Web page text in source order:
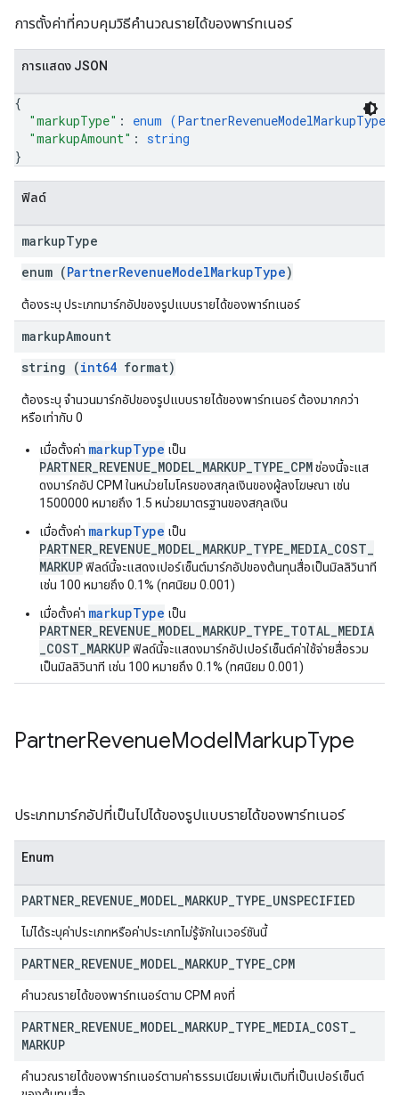
การตั้งค่าที่ควบคุมวิธีคำนวณรายได้ของพาร์ทเนอร์
การแสดง JSON
{
"markupType" : enum (PartnerRevenueModelMarkupType
"markupAmount" : string
}
ฟิลด์
markupType
enum (PartnerRevenueModelMarkupType)
ต้องระบุ ประเภทมาร์กอัปของรูปแบบรายได้ของพาร์ทเนอร์
markupAmount
string (int64 format)
ต้องระบุ จำนวนมาร์กอัปของรูปแบบรายได้ของพาร์ทเนอร์ ต้องมากกว่า
หรือเท่ากับ 0
เมื่อตั้งค่า markupType เป็น
PARTNER_REVENUE_MODEL_MARKUP_TYPE_CPMช่องนี้จะแส
ดงมาร์กอัป CPM ในหน่วยไมโครของสกุลเงินของผู้ลงโฆษณา เช่น
1500000 หมายถึง 1.5 หน่วยมาตรฐานของสกุลเงิน
เมื่อตั้งค่า markupType เป็น
PARTNER_REVENUE_MODEL_MARKUP_TYPE_MEDIA_COST_
MARKUPฟิลด์นี้จะแสดงเปอร์เซ็นต์มาร์กอัปของต้นทุนสื่อเป็นมิลลิวินาที
เช่น 100 หมายถึง 0.1% (ทศนิยม 0.001)
เมื่อตั้งค่า markupType เป็น
PARTNER_REVENUE_MODEL_MARKUP_TYPE_TOTAL_MEDIA
_COST_MARKUPฟิลด์นี้จะแสดงมาร์กอัปเปอร์เซ็นต์ค่าใช้จ่ายสื่อรวม
เป็นมิลลิวินาที เช่น 100 หมายถึง 0.1% (ทศนิยม 0.001)
PartnerRevenueModelMarkupType
ประเภทมาร์กอัปที่เป็นไปได้ของรูปแบบรายได้ของพาร์ทเนอร์
Enum
PARTNER REVENUE MODEL MARKUP TYPE UNSPECIFIED
ไม่ได้ระบุค่าประเภทหรือค่าประเภทไม่รู้จักในเวอร์ชันนี้
PARTNER REVENUE MODEL MARKUP TYPE CPM
คำนวณรายได้ของพาร์ทเนอร์ตาม CPM คงที่
PARTNER REVENUE MODEL MARKUP TYPE MEDIA COST
MARKUP
คำนวณรายได้ของพาร์ทเนอร์ตามค่าธรรมเนียมเพิ่มเติมที่เป็นเปอร์เซ็นต์